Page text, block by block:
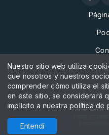
Pide
Noticias
Nuestro sitio web utiliza
que nosotros y nuestros
comprender cómo utiliza el
en este sitio, se considerará
implícito a nuestrapolítica de
Entendí